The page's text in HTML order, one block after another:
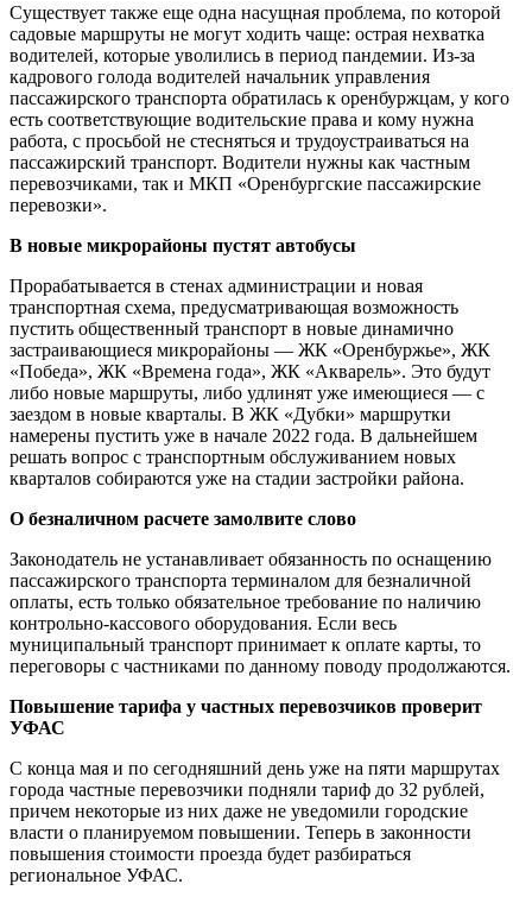
Существует также еще одна насущная проблема, по которой
садовые маршруты не могут ходить чаще: острая нехватка
водителей, которые уволились в период пандемии. Из-за
кадрового голода водителей начальник управления
пассажирского транспорта обратилась к оренбуржцам, у кого
есть соответствующие водительские права и кому нужна
работа, с просьбой не стесняться и трудоустраиваться на
пассажирский транспорт. Водители нужны как частным
перевозчиками, так и МКП «Оренбургские пассажирские
перевозки».
В новые микрорайоны пустят автобусы
Прорабатывается в стенах администрации и новая
транспортная схема, предусматривающая возможность
пустить общественный транспорт в новые динамично
застраивающиеся микрорайоны — ЖК «Оренбуржье», ЖК
«Победа», ЖК «Времена года», ЖК «Акварель». Это будут
либо новые маршруты, либо удлинят уже имеющиеся — с
заездом в новые кварталы. В ЖК «Дубки» маршрутки
намерены пустить уже в начале 2022 года. В дальнейшем
решать вопрос с транспортным обслуживанием новых
кварталов собираются уже на стадии застройки района.
О безналичном расчете замолвите слово
Законодатель не устанавливает обязанность по оснащению
пассажирского транспорта терминалом для безналичной
оплаты, есть только обязательное требование по наличию
контрольно-кассового оборудования. Если весь
муниципальный транспорт принимает к оплате карты, то
переговоры с частниками по данному поводу продолжаются.
Повышение тарифа у частных перевозчиков проверит
УФАС
С конца мая и по сегодняшний день уже на пяти маршрутах
города частные перевозчики подняли тариф до 32 рублей,
причем некоторые из них даже не уведомили городские
власти о планируемом повышении. Теперь в законности
повышения стоимости проезда будет разбираться
региональное УФАС.